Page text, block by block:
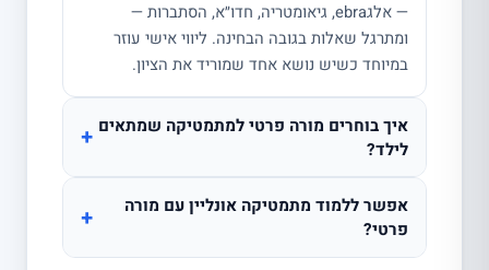
— אלגebra, גיאומטריה, חדו״א, הסתברות —
ומתרגל שאלות בגובה הבחינה. ליווי אישי עוזר
במיוחד כשיש נושא אחד שמוריד את הציון.
איך בוחרים מורה פרטי למתמטיקה שמתאים
לילד?
+
אפשר ללמוד מתמטיקה אונליין עם מורה
פרטי?
+